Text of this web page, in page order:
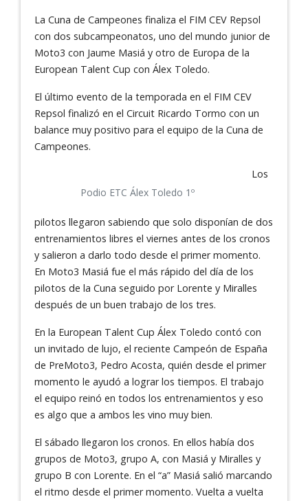
La Cuna de Campeones finaliza el FIM CEV Repsol
con dos subcampeonatos, uno del mundo junior de
Moto3 con Jaume Masiá y otro de Europa de la
European Talent Cup con Álex Toledo.
El último evento de la temporada en el FIM CEV
Repsol finalizó en el Circuit Ricardo Tormo con un
balance muy positivo para el equipo de la Cuna de
Campeones.
Podio ETC Álex Toledo 1º
Los
pilotos llegaron sabiendo que solo disponían de dos
entrenamientos libres el viernes antes de los cronos
y salieron a darlo todo desde el primer momento.
En Moto3 Masiá fue el más rápido del día de los
pilotos de la Cuna seguido por Lorente y Miralles
después de un buen trabajo de los tres.
En la European Talent Cup Álex Toledo contó con
un invitado de lujo, el reciente Campeón de España
de PreMoto3, Pedro Acosta, quién desde el primer
momento le ayudó a lograr los tiempos. El trabajo
el equipo reinó en todos los entrenamientos y eso
es algo que a ambos les vino muy bien.
El sábado llegaron los cronos. En ellos había dos
grupos de Moto3, grupo A, con Masiá y Miralles y
grupo B con Lorente. En el “a” Masiá salió marcando
el ritmo desde el primer momento. Vuelta a vuelta